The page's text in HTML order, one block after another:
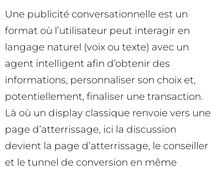
Une publicité conversationnelle est un
format où l’utilisateur peut interagir en
langage naturel (voix ou texte) avec un
agent intelligent afin d’obtenir des
informations, personnaliser son choix et,
potentiellement, finaliser une transaction.
Là où un display classique renvoie vers une
page d’atterrissage, ici la discussion
devient la page d’atterrissage, le conseiller
et le tunnel de conversion en même